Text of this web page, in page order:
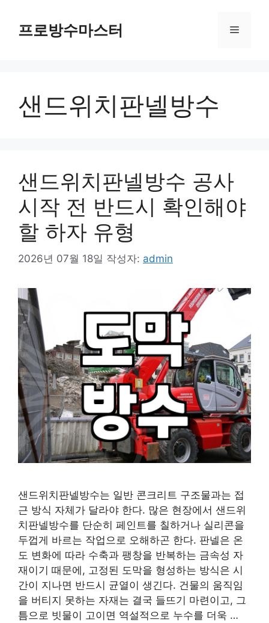
프로방수마스터 메
샌드위치판넬방수
샌드위치판넬방수 공사
시작 전 반드시 확인해야
할 하자 유형
2026년 07월 18일 작성자: admin
샌드위치판넬방수는 일반 콘크리트 구조물과는 접
근 방식 자체가 달라야 한다. 많은 현장에서 샌드위
치판넬방수를 단순히 페인트를 칠하거나 실리콘을
두껍게 바르는 작업으로 오해하곤 한다. 판넬은 온
도 변화에 따라 수축과 팽창을 반복하는 금속성 자
재이기 때문에, 고정된 도막을 형성하는 방식은 시
간이 지나면 반드시 균열이 생긴다. 건물의 움직임
을 버티지 못하는 자재는 결국 들뜨기 마련이고, 그
틈으로 빗물이 고이면 역설적으로 누수를 더욱 …